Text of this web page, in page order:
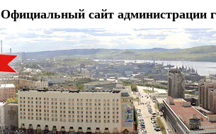
Официальный сайт администрации